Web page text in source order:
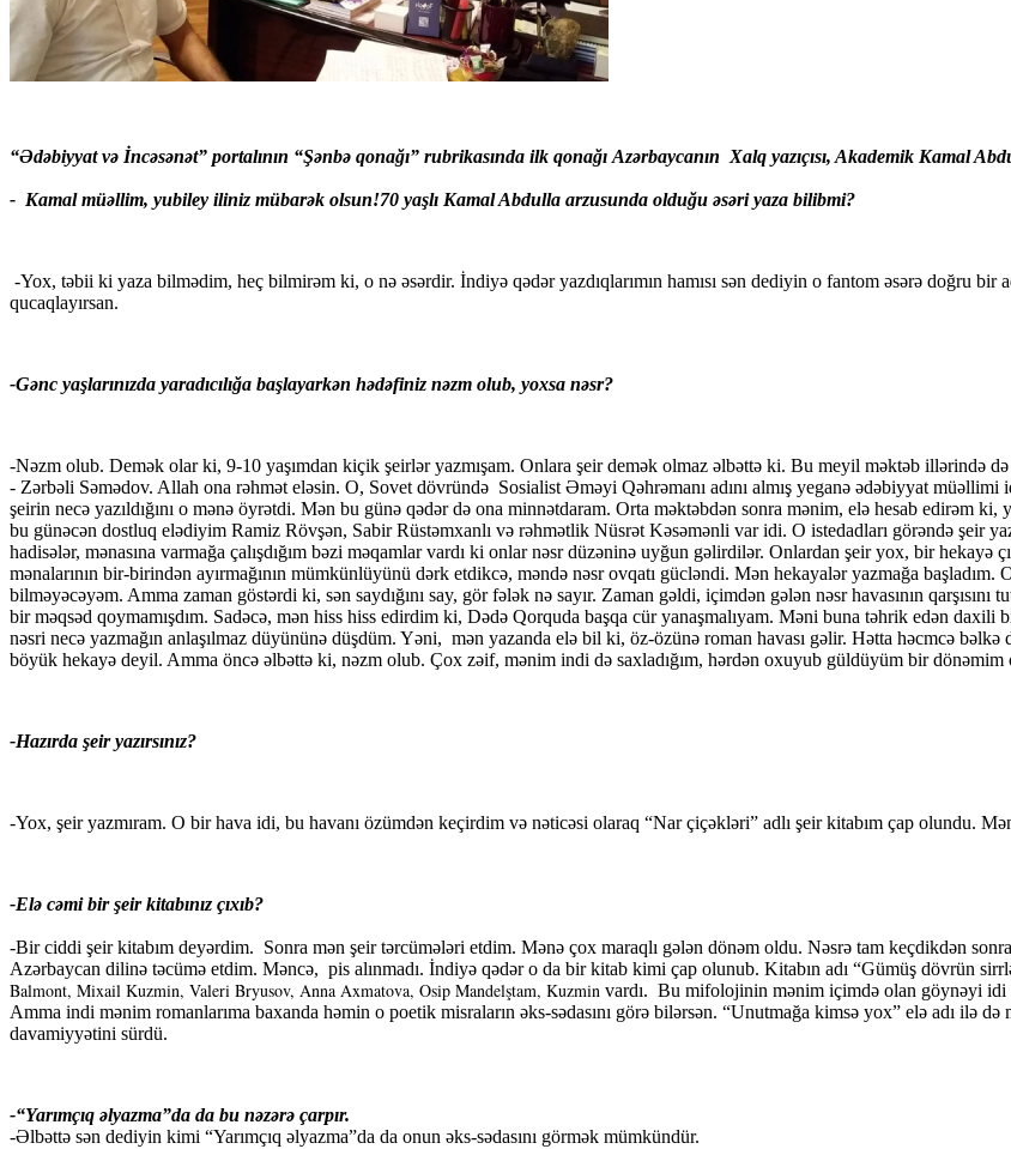
“Ədəbiyyat və İncəsənət” portalının “Şənbə qonağı” rubrikasında ilk qonağı Azərbaycanın Xalq yazıçısı, Akademik Kamal
- Kamal müəllim, yubiley iliniz mübarək olsun!70 yaşlı Kamal Abdulla arzusunda olduğu əsəri yaza bilibmi?
-Yox, təbii ki yaza bilmədim, heç bilmirəm ki, o nə əsərdir. İndiyə qədər yazdıqlarımın hamısı sən dediyin o fantom əsərə doğru bir
qucaqlayırsan.
-Gənc yaşlarınızda yaradıcılığa başlayarkən hədəfiniz nəzm olub, yoxsa nəsr?
-Nəzm olub. Demək olar ki, 9-10 yaşımdan kiçik şeirlər yazmışam. Onlara şeir demək olmaz əlbəttə ki. Bu meyil məktəb illərində
- Zərbəli Səmədov. Allah ona rəhmət eləsin. O, Sovet dövründə Sosialist Əməyi Qəhrəmanı adını almış yeganə ədəbiyyat
şeirin necə yazıldığını o mənə öyrətdi. Mən bu günə qədər də ona minnətdaram. Orta məktəbdən sonra mənim, elə hesab edirəm
bu günəcən dostluq elədiyim Ramiz Rövşən, Sabir Rüstəmxanlı və rəhmətlik Nüsrət Kəsəmənli var idi. O istedadları görəndə şeir
hadisələr, mənasına varmağa çalışdığım bəzi məqamlar vardı ki onlar nəsr düzəninə uyğun gəlirdilər. Onlardan şeir yox, bir hekayə
mənalarının bir-birindən ayırmağının mümkünlüyünü dərk etdikcə, məndə nəsr ovqatı gücləndi. Mən hekayalər yazmağa
bilməyəcəyəm. Amma zaman göstərdi ki, sən saydığını say, gör fələk nə sayır. Zaman gəldi, içimdən gələn nəsr havasının qarşısını
bir məqsəd qoymamışdım. Sadəcə, mən hiss hiss edirdim ki, Dədə Qorquda başqa cür yanaşmalıyam. Məni buna təhrik edən
nəsri necə yazmağın anlaşılmaz düyününə düşdüm. Yəni, mən yazanda elə bil ki, öz-özünə roman havası gəlir. Hətta həcmcə
böyük hekayə deyil. Amma öncə əlbəttə ki, nəzm olub. Çox zəif, mənim indi də saxladığım, hərdən oxuyub güldüyüm bir dönəmim
-Hazırda şeir yazırsınız?
-Yox, şeir yazmıram. O bir hava idi, bu havanı özümdən keçirdim və nəticəsi olaraq “Nar çiçəkləri” adlı şeir kitabım çap olundu.
-Elə cəmi bir şeir kitabınız çıxıb?
-Bir ciddi şeir kitabım deyərdim. Sonra mən şeir tərcümələri etdim. Mənə çox maraqlı gələn dönəm oldu. Nəsrə tam keçdikdən
Azərbaycan dilinə təcümə etdim. Məncə, pis alınmadı. İndiyə qədər o da bir kitab kimi çap olunub. Kitabın adı “Gümüş dövrün
Balmont, Mixail Kuzmin, Valeri Bryusov, Anna Axmatova, Osip Mandelştam, Kuzmin vardı. Bu mifolojinin mənim içimdə olan göynəyi idi
Amma indi mənim romanlarıma baxanda həmin o poetik misraların əks-sədasını görə bilərsən. “Unutmağa kimsə yox” elə adı ilə
davamiyyətini sürdü.
-“Yarımçıq əlyazma”da da bu nəzərə çarpır.
-Əlbəttə sən dediyin kimi “Yarımçıq əlyazma”da da onun əks-sədasını görmək mümkündür.